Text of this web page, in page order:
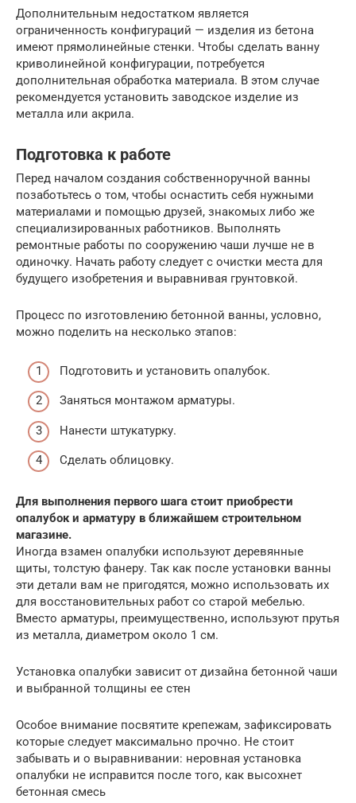
Дополнительным недостатком является
ограниченность конфигураций — изделия из бетона
имеют прямолинейные стенки. Чтобы сделать ванну
криволинейной конфигурации, потребуется
дополнительная обработка материала. В этом случае
рекомендуется установить заводское изделие из
металла или акрила.
Подготовка к работе
Перед началом создания собственноручной ванны
позаботьтесь о том, чтобы оснастить себя нужными
материалами и помощью друзей, знакомых либо же
специализированных работников. Выполнять
ремонтные работы по сооружению чаши лучше не в
одиночку. Начать работу следует с очистки места для
будущего изобретения и выравнивая грунтовкой.
Процесс по изготовлению бетонной ванны, условно,
можно поделить на несколько этапов:
Подготовить и установить опалубок.
Заняться монтажом арматуры.
Нанести штукатурку.
Сделать облицовку.
Для выполнения первого шага стоит приобрести
опалубок и арматуру в ближайшем строительном
магазине.
Иногда взамен опалубки используют деревянные
щиты, толстую фанеру. Так как после установки ванны
эти детали вам не пригодятся, можно использовать их
для восстановительных работ со старой мебелью.
Вместо арматуры, преимущественно, используют прутья
из металла, диаметром около 1 см.
Установка опалубки зависит от дизайна бетонной чаши
и выбранной толщины ее стен
Особое внимание посвятите крепежам, зафиксировать
которые следует максимально прочно. Не стоит
забывать и о выравнивании: неровная установка
опалубки не исправится после того, как высохнет
бетонная смесь